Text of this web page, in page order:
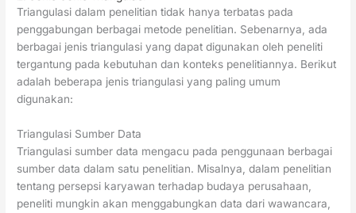
Triangulasi dalam penelitian tidak hanya terbatas pada
penggabungan berbagai metode penelitian. Sebenarnya, ada
berbagai jenis triangulasi yang dapat digunakan oleh peneliti
tergantung pada kebutuhan dan konteks penelitiannya. Berikut
adalah beberapa jenis triangulasi yang paling umum
digunakan:
Triangulasi Sumber Data
Triangulasi sumber data mengacu pada penggunaan berbagai
sumber data dalam satu penelitian. Misalnya, dalam penelitian
tentang persepsi karyawan terhadap budaya perusahaan,
peneliti mungkin akan menggabungkan data dari wawancara,